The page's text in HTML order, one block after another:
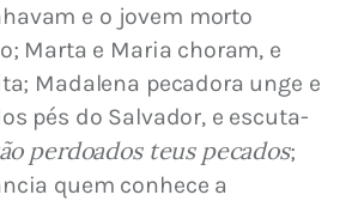
e o jovem morto
Marta e Maria choram, e
Madalena pecadora unge e
pés do Salvador, e escuta-
perdoados teus pecados;
quem conhece a